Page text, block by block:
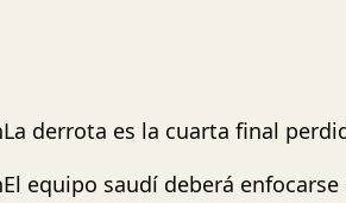
derrota es la cuarta final
equipo saudí deberá